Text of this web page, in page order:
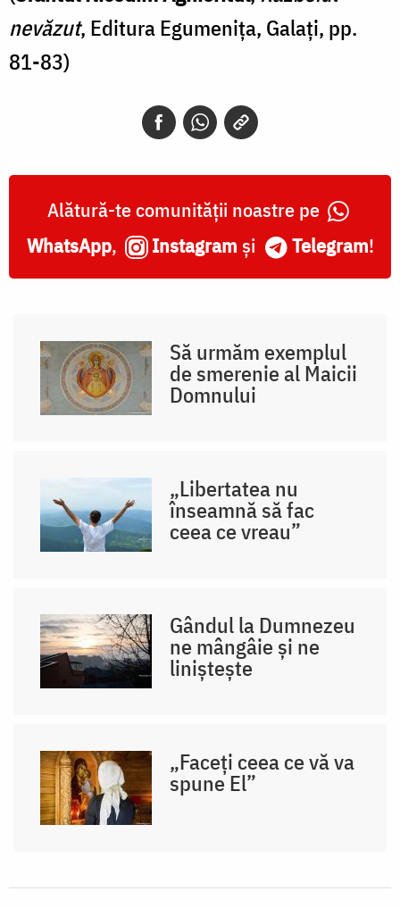
nevăzut, Editura Egumenița, Galați, pp.
81-83)
Alătură-te comunității noastre pe
WhatsApp, Instagram și Telegram!
Să urmăm exemplul
de smerenie al Maicii
Domnului
„Libertatea nu
înseamnă să fac
ceea ce vreau”
Gândul la Dumnezeu
ne mângâie și ne
liniștește
„Faceți ceea ce vă va
spune El”